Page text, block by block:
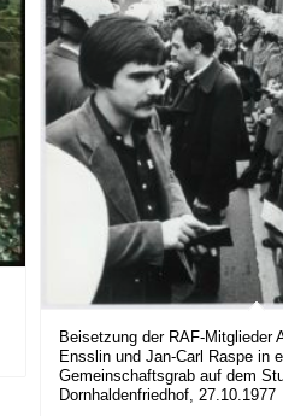
Beisetzung der RAF-Mitglieder
Ensslin und Jan-Carl Raspe in
Gemeinschaftsgrab auf dem
Dornhaldenfriedhof, 27.10.1977